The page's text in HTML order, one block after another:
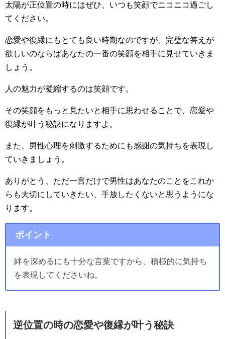
太陽が正位置の時にはぜひ、いつも笑顔でニコニコ過ごし
てください。
恋愛や復縁にもとても良い時期なのですが、完璧な答えが
欲しいのならばあなたの一番の笑顔を相手に見せていきま
しょう。
人の魅力が凝縮するのは笑顔です。
その笑顔をもっと見たいと相手に思わせることで、恋愛や
復縁が叶う秘訣になりますよ。
また、男性心理を刺激するためにも感謝の気持ちを表現し
ていきましょう。
ありがとう、ただ一言だけで男性はあなたのことをこれか
らも大切にしていきたい、手放したくないと思うようにな
ります。
ポイント
絆を深めるにも十分な言葉ですから、積極的に気持ち
を表現してくださいね。
逆位置の時の恋愛や復縁が叶う秘訣